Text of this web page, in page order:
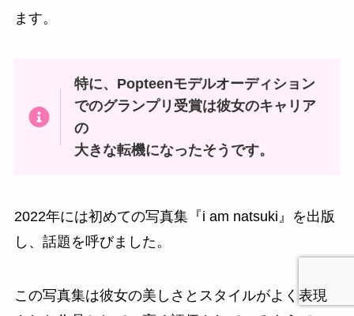
ます。
特に、Popteenモデルオーディション
でのグランプリ受賞は彼女のキャリア
の
大きな転機になったそうです。
2022年には初めての写真集『i am natsuki』を出版
し、話題を呼びました。
この写真集は彼女の美しさとスタイルがよく表現